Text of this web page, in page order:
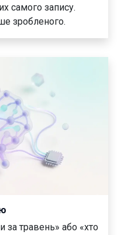
самого запису.
зробленого.
за травень» або «хто